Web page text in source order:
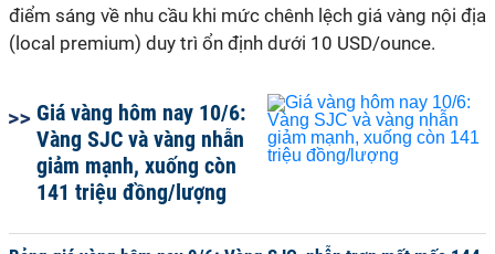
điểm sáng về nhu cầu khi mức chênh lệch giá vàng nội địa
(local premium) duy trì ổn định dưới 10 USD/ounce.
Giá vàng hôm nay 10/6:
Vàng SJC và vàng nhẫn
giảm mạnh, xuống còn
141 triệu đồng/lượng